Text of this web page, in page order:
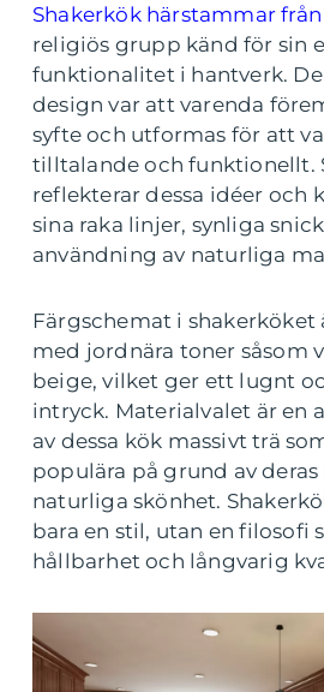
Shakerkök härstammar från
religiös grupp känd för sin
funktionalitet i hantverk.
design var att varenda
syfte och utformas för att
tilltalande och funktionellt.
reflekterar dessa idéer och
sina raka linjer, synliga
användning av naturliga
Färgschemat i
med jordnära toner såsom
beige, vilket ger ett lugnt
intryck. Materialvalet är en
av dessa kök massivt trä
populära på grund av
naturliga skönhet.
bara en stil, utan en filosofi
hållbarhet och långvarig